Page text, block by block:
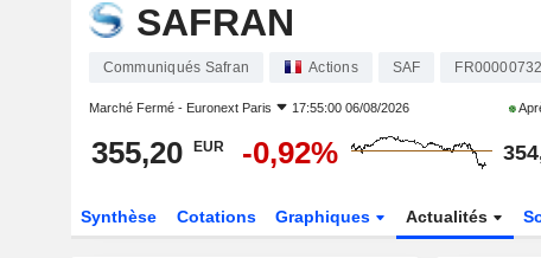
SAFRAN
Communiqués Safran Actions SAF
Marché Fermé - Euronext Paris 17:55:00 06/08/2026
355,20 EUR -0,92%
Synthèse Cotations Graphiques Actualités